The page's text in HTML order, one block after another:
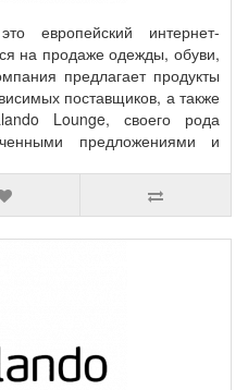
европейский интернет-
на продаже одежды, обуви,
предлагает продукты
поставщиков, а также
Lounge, своего рода
предложениями и